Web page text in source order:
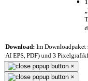
Download: Im Downloadpaket
AI EPS, PDF) und 3
×
×